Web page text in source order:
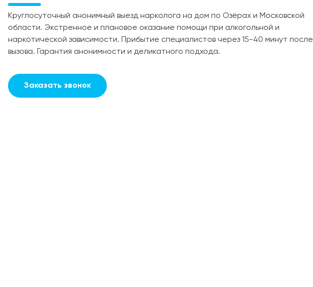
Круглосуточный анонимный выезд нарколога на дом по Озёрах и Московской
области. Экстренное и плановое оказание помощи при алкогольной и
наркотической зависимости. Прибытие специалистов через 15-40 минут после
вызова. Гарантия анонимности и деликатного подхода.
Заказать звонок